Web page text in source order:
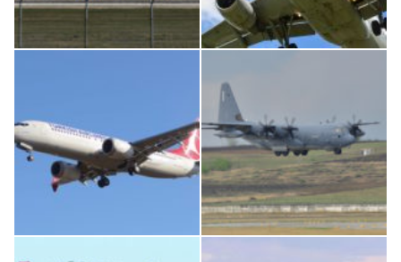
Airbus A319-114 D-AILN, Lufthansa, Франкфурт-Кишинев, 24/06/18